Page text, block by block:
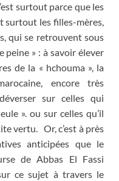
surtout parce que les
surtout les filles-mères,
qui se retrouvent sous
peine » : à savoir élever
de la « hchouma », la
encore très
sur celles qui
». ou sur celles qu’il
vertu. Or, c’est à près
anticipées que le
de Abbas El Fassi
ce sujet à travers le